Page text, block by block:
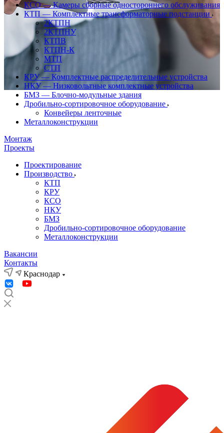
КСО — Камеры сборные одностороннего обслуживания
КТП — Комплектные трансформаторные подстанции
2КТПН
2КТПНУ
КТПВ
КТПН-К
МТП
СТП
КРУ — Комплектные распределительные устройства
НКУ — Низковольтные комплектные устройства
БМЗ — Блочно-модульные здания
Дробильно-сортировочное оборудование
Конвейеры ленточные
Металлоконструкции
Монтаж
Проекты
Проектирование
Производство
КТП
КРУ
КСО
НКУ
БМЗ
Дробильно-сортировочное оборудование
Металлоконструкции
Вакансии
Контакты
Краснодар